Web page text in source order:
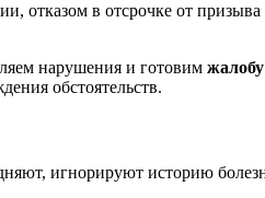
отказом в отсрочке от
нарушения и готовим жалобу
обстоятельств.
игнорируют историю